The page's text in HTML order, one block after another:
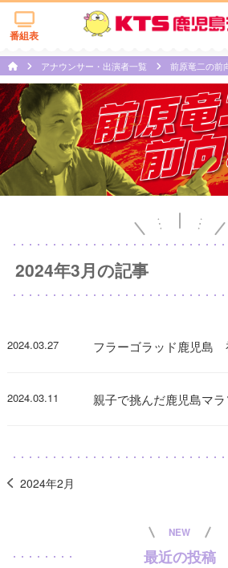
番組表
アナウンサー・出演者一覧 前原竜二の前
2024年3月の記事
2024.03.27 フラーゴラッド鹿児島
2024.03.11 親子で挑んだ鹿児島マ
2024年2月
NEW
最近の投稿